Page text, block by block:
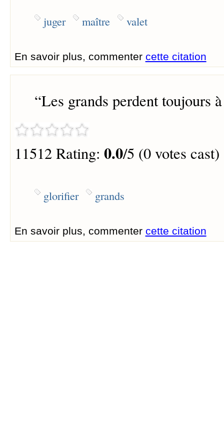
juger maître valet
En savoir plus, commenter cette citation
“Les grands perdent toujours
11512 Rating: 0.0/5 (0 votes cast)
glorifier grands
En savoir plus, commenter cette citation